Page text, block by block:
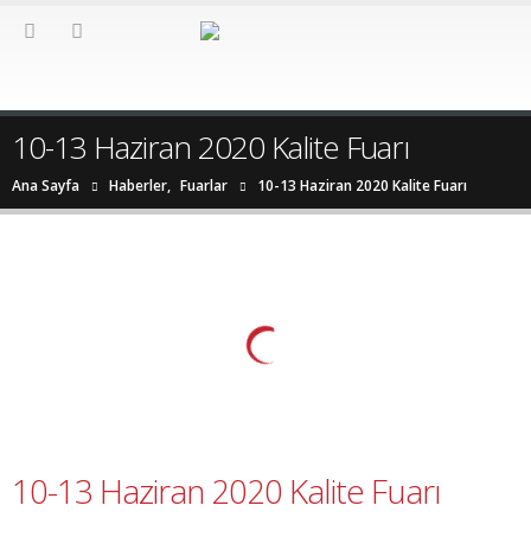
10-13 Haziran 2020 Kalite Fuarı
Ana Sayfa Haberler, Fuarlar 10-13 Haziran 2020 Kalite Fuarı
10-13 Haziran 2020 Kalite Fuarı